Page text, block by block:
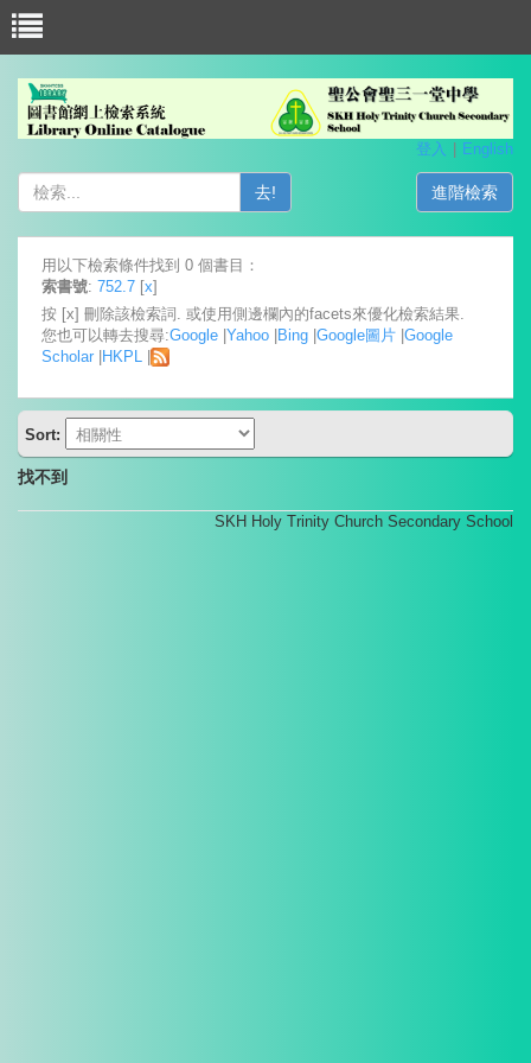
登入 English
去! 進階檢索
用以下檢索條件找到 0 個書目：
索書號: 752.7 [x]
按 [x] 刪除該檢索詞. 或使用側邊欄內的facets來優化檢索結果.
您也可以轉去搜尋:Google |Yahoo |Bing |Google圖片 |Google
Scholar |HKPL |
Sort:
找不到
SKH Holy Trinity Church Secondary School